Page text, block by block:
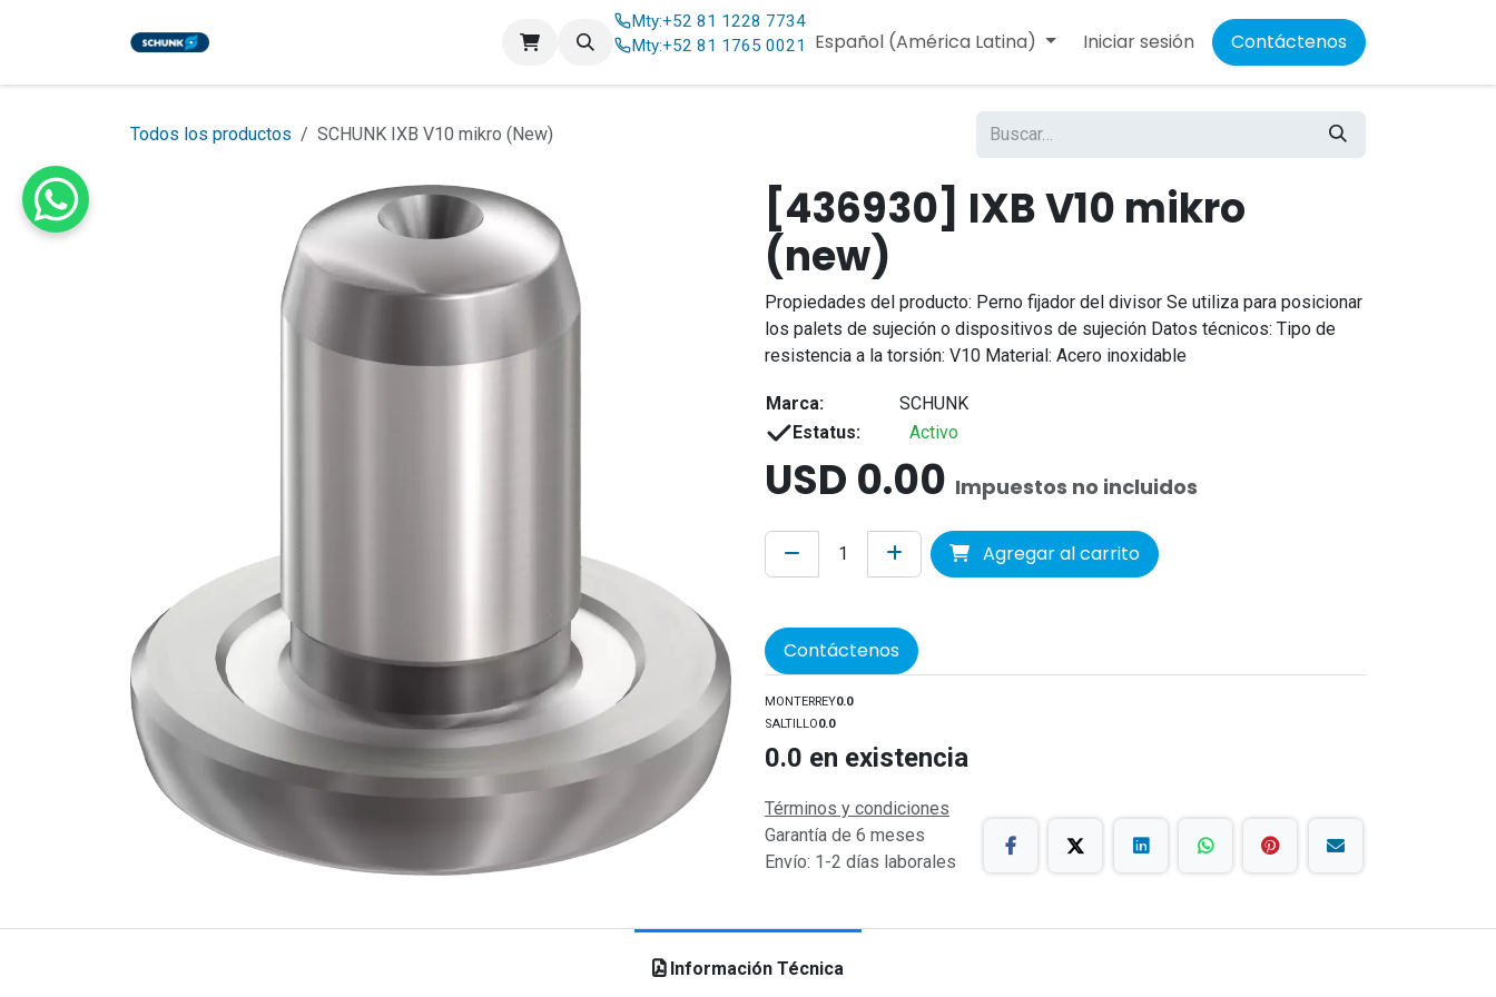
Contáctenos
Mty:+52 81 1228 7734
Mty:+52 81 1765 0021 Español (América Latina) Iniciar sesión Contáctenos
Todos los productos SCHUNK IXB V10 mikro (New)
[436930] IXB V10 mikro
(new)
Propiedades del producto: Perno fijador del divisor Se utiliza para posicionar
los palets de sujeción o dispositivos de sujeción Datos técnicos: Tipo de
resistencia a la torsión: V10 Material: Acero inoxidable
Marca:
SCHUNK
Estatus:
Activo
USD 0.00 Impuestos no incluidos
Agregar al carrito
Contáctenos
MONTERREY0.0
SALTILLO0.0
0.0 en existencia
Términos y condiciones
Garantía de 6 meses
Envío: 1-2 días laborales
Información Técnica